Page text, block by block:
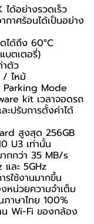
ได้อย่างรวดเร็ว
าศร้อนได้เป็นอย่าง
ได้ถึง 60°C
บตเตอรี่)
ตัว
/ ไหม้
Parking Mode
kit เวลาจอดรถ
ปรับการตั้งค่าได้
สูงสุด 256GB
U3 เท่านั้น
ากกว่า 35 MB/s
ละ 5GHz
รใช้งานมากขึ้น
น่วยความจำเต็ม
ภาษาไทย 100%
น Wi-Fi ของกล้อง